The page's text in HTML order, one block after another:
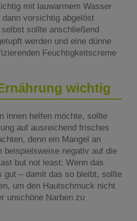
mit lauwarmem Wasser
dann vorsichtig abgelöst
sollte anschließend
werden und eine dünne
Feuchtigkeitscreme
wichtig
innen helfen möchte, sollte
auf ausreichend frisches
denn ein Mangel an
beispielsweise negativ auf die
but not least: Wenn das
gut – damit das so bleibt, sollte
um den Hautschmuck nicht
unschöne Narben zu